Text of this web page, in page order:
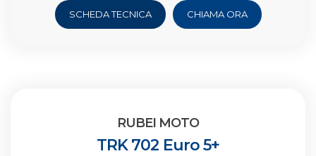
SCHEDA TECNICA CHIAMA ORA
RUBEI MOTO
TRK 702 Euro 5+